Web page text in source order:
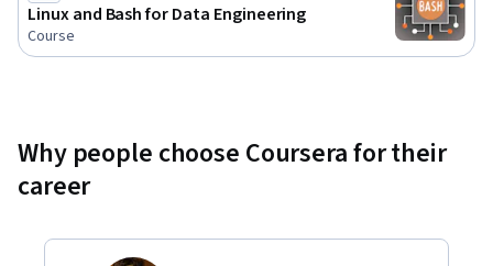
Linux and Bash for Data Engineering
Course
Why people choose Coursera for their
career